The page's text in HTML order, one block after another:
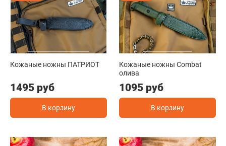
Кожаные ножны ПАТРИОТ
1495 руб
В корзину
Кожаные ножны Combat
олива
1095 руб
В корзину